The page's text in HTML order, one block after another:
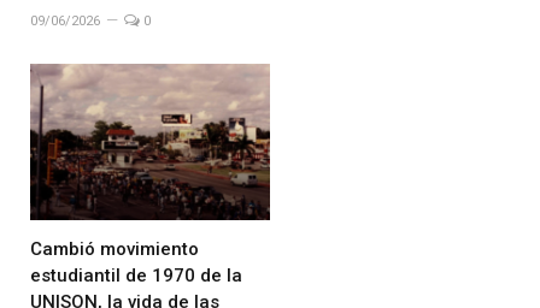
09/06/2026 0
Cambió movimiento
estudiantil de 1970 de la
UNISON, la vida de las